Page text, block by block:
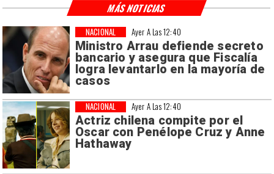
Ayer A Las 12:40
Ministro Arrau defiende secreto
bancario y asegura que Fiscalía
logra levantarlo en la mayoría de
casos
NACIONAL
Ayer A Las 12:40
Actriz chilena compite por el
Oscar con Penélope Cruz y Anne
Hathaway
NACIONAL
MÁS NOTICIAS